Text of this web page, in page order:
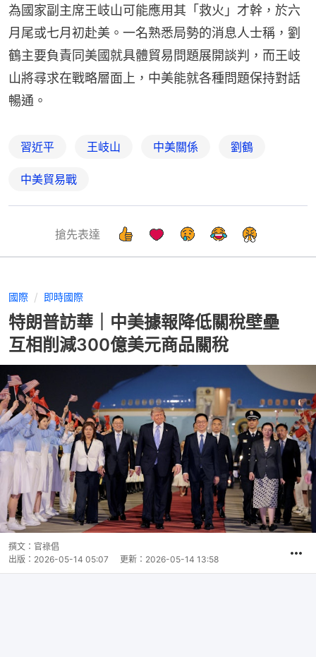
為國家副主席王岐山可能應用其「救火」才幹，於六
月尾或七月初赴美。一名熟悉局勢的消息人士稱，劉
鶴主要負責同美國就具體貿易問題展開談判，而王岐
山將尋求在戰略層面上，中美能就各種問題保持對話
暢通。
習近平 王岐山 中美關係 劉鶴
中美貿易戰
搶先表達
國際 即時國際
特朗普訪華｜中美據報降低關稅壁壘
互相削減300億美元商品關稅
撰文： 官祿倡
出版： 2026-05-14 05:07 更新： 2026-05-14 13:58